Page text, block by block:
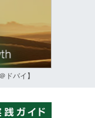
ドバイ】